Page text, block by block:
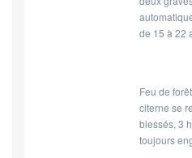
de 15 à 22
Feu de
citerne se
blessés, 3
toujours